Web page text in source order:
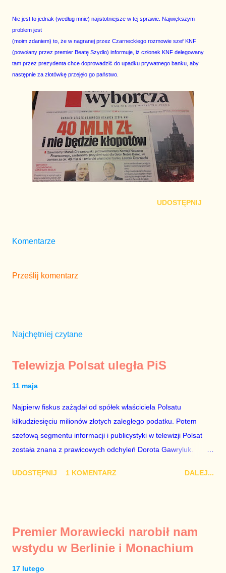
Nie jest to jednak (według mnie) najistotniejsze w tej sprawie. Największym
problem jest
(moim zdaniem) to, że w nagranej przez Czarneckiego rozmowie szef KNF
(powołany przez premier Beatę Szydło) informuje, iż członek KNF delegowany
tam przez prezydenta chce doprowadzić do upadku prywatnego banku, aby
następnie za złotówkę przejęło go państwo.
UDOSTĘPNIJ
Komentarze
Prześlij komentarz
Najchętniej czytane
Telewizja Polsat uległa PiS
11 maja
Najpierw fiskus zażądał od spółek właściciela Polsatu
kilkudziesięciu milionów złotych zaległego podatku. Potem
szefową segmentu informacji i publicystyki w telewizji Polsat
została znana z prawicowych odchyleń Dorota Gawryluk.
marionetka partii rządzącej, żona agenta SB, który jest obecnie
tylko tam, gdzie nie ma trudnych pytań. Taki obrót spraw
przyjmuję ze smutkiem. Właściciela Polsatu – Zygmunta
UDOSTĘPNIJ 1 KOMENTARZ DALEJ...
Premier Morawiecki narobił nam
wstydu w Berlinie i Monachium
17 lutego